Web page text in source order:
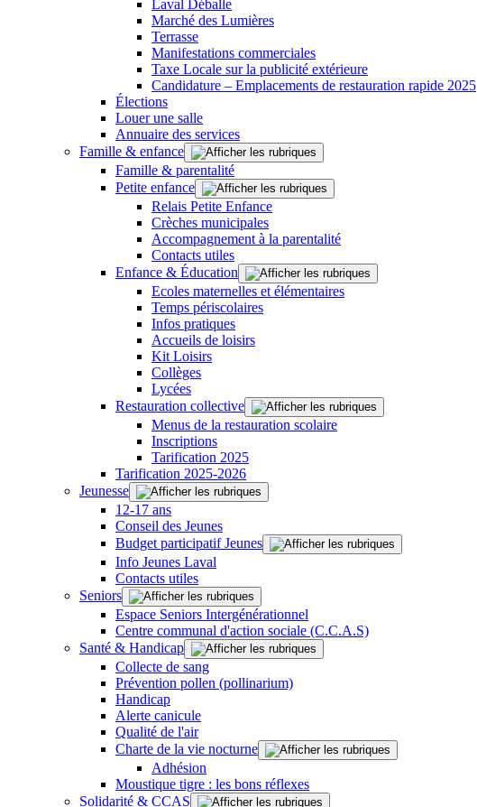
Laval Déballe
Marché des Lumières
Terrasse
Manifestations commerciales
Taxe Locale sur la publicité extérieure
Candidature – Emplacements de restauration rapide 2025
Élections
Louer une salle
Annuaire des services
Famille & enfance
Famille & parentalité
Petite enfance
Relais Petite Enfance
Crèches municipales
Accompagnement à la parentalité
Contacts utiles
Enfance & Éducation
Ecoles maternelles et élémentaires
Temps périscolaires
Infos pratiques
Accueils de loisirs
Kit Loisirs
Collèges
Lycées
Restauration collective
Menus de la restauration scolaire
Inscriptions
Tarification 2025
Tarification 2025-2026
Jeunesse
12-17 ans
Conseil des Jeunes
Budget participatif Jeunes
Info Jeunes Laval
Contacts utiles
Seniors
Espace Seniors Intergénérationnel
Centre communal d'action sociale (C.C.A.S)
Santé & Handicap
Collecte de sang
Prévention pollen (pollinarium)
Handicap
Alerte canicule
Qualité de l'air
Charte de la vie nocturne
Adhésion
Moustique tigre : les bons réflexes
Solidarité & CCAS